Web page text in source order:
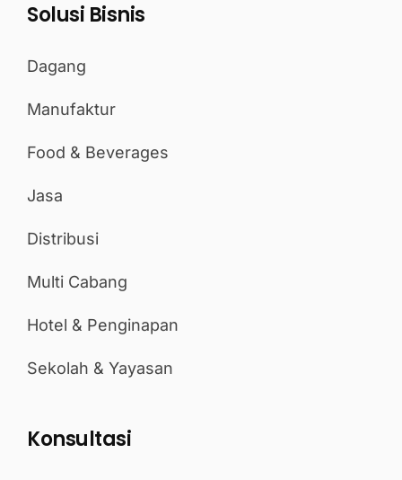
Solusi Bisnis
Dagang
Manufaktur
Food & Beverages
Jasa
Distribusi
Multi Cabang
Hotel & Penginapan
Sekolah & Yayasan
Konsultasi